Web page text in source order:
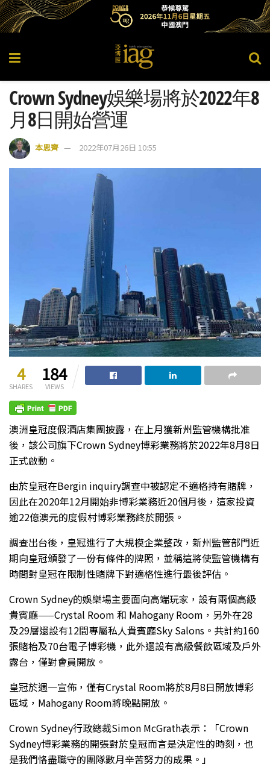
Crown Sydney娛樂場將於2022年8
月8日開始營運
本思齊 2022年07月26日 10:55
4
SHARES
184
VIEWS
澳洲皇冠度假酒店集團披露，在上月獲新州監管機構批准
後，該公司旗下Crown Sydney博彩業務將於2022年8月8日
正式啟動。
由於皇冠在Bergin inquiry調查中被認定不適格持有賭牌，
因此在2020年12月開始非博彩業務近20個月後，這家投資
逾22億澳元的度假村博彩業務終於開張。
調查出台後，皇冠進行了大規模企業整改，新州監管部門近
期向皇冠頒發了一份有條件的牌照，並稱這將使監管機構有
時間對皇冠在限制性賭牌下對適格性進行最後評估。
Crown Sydney的娛樂場主要面向高端玩家，設有兩個高級
貴賓廳——Crystal Room 和 Mahogany Room，另外在28
及29層還設有12間專屬私人貴賓廳Sky Salons。共計約160
張賭枱及70台電子博彩機，此外還設有高級餐飲區域及戶外
露台，僅對會員開放。
皇冠於週一宣佈，僅有Crystal Room將於8月8日開放博彩
區域，Mahogany Room將晚點開放。
Crown Sydney行政總裁Simon McGrath表示：「Crown
Sydney博彩業務的開張對於皇冠而言是決定性的時刻，也
是我們恪盡職守的團隊數月辛苦努力的成果。」